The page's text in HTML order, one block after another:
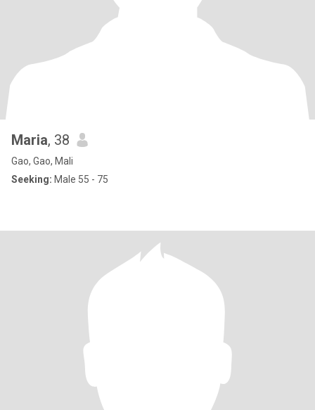
Maria, 38
Gao, Gao, Mali
Seeking: Male 55 - 75